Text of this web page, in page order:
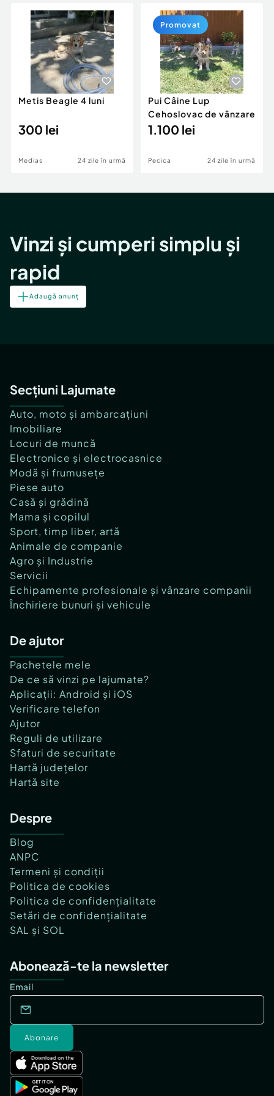
Servicii
Animale de companie
Afaceri și echipamente profesionale
Inchiriere Bunuri si Vehicule
Utilaje agricole si industriale
Piese auto si accesorii
Dacia Duster
Metis Beagle 4 luni
300 lei
Medias 24 zile în urmă
Pui Câine Lup
Cehoslovac de vânzare
1.100 lei
Pecica 24 zile în urmă
Promovat
Vinzi și cumperi simplu și
rapid
Adaugă anunț
Secțiuni Lajumate
Auto, moto și ambarcațiuni
Imobiliare
Locuri de muncă
Electronice și electrocasnice
Modă și frumusețe
Piese auto
Casă și grădină
Mama și copilul
Sport, timp liber, artă
Animale de companie
Agro și Industrie
Servicii
Echipamente profesionale și vânzare companii
Închiriere bunuri și vehicule
De ajutor
Pachetele mele
De ce să vinzi pe lajumate?
Aplicații: Android și iOS
Verificare telefon
Ajutor
Reguli de utilizare
Sfaturi de securitate
Hartă județelor
Hartă site
Despre
Blog
ANPC
Termeni și condiții
Politica de cookies
Politica de confidențialitate
Setări de confidențialitate
SAL și SOL
Abonează-te la newsletter
Email
Abonare